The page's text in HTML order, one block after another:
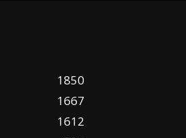
1850
1667
1612